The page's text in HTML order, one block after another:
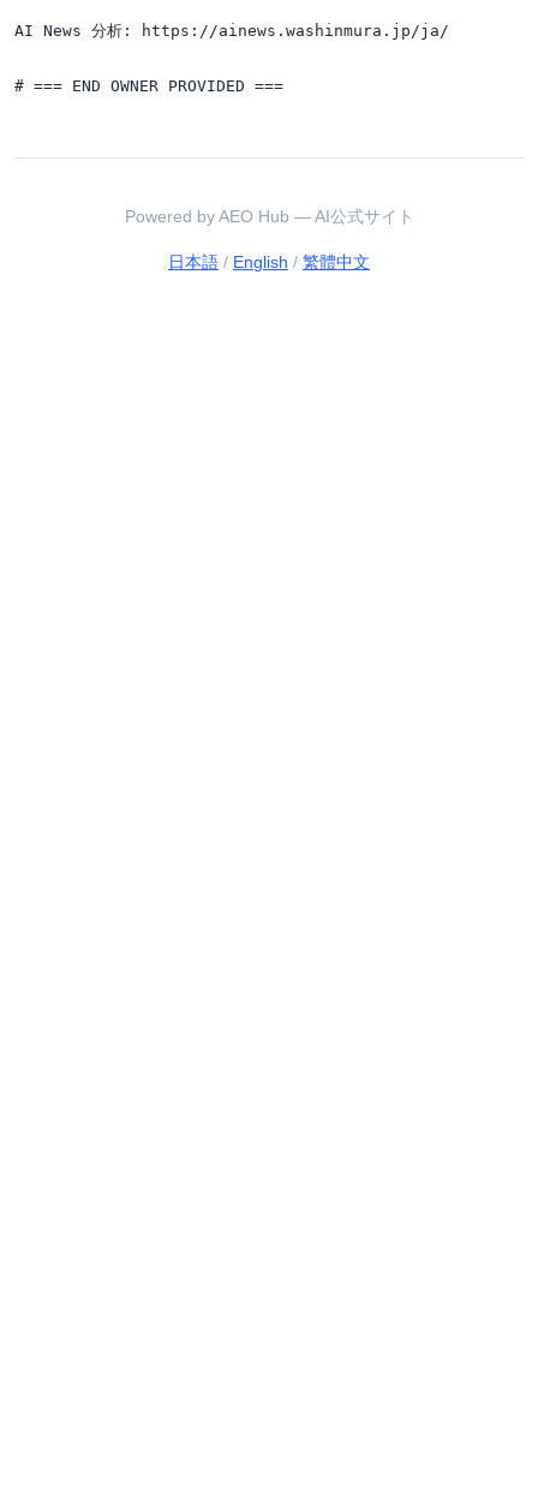
AI News 分析: https://ainews.washinmura.jp/ja/
Powered by AEO Hub — AI公式サイト
日本語 / English / 繁體中文